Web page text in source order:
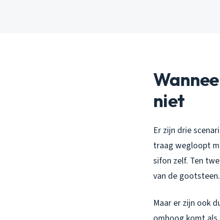
niet
Er zijn drie
traag wegloopt
sifon zelf. Ten
van de
Maar er zijn ook